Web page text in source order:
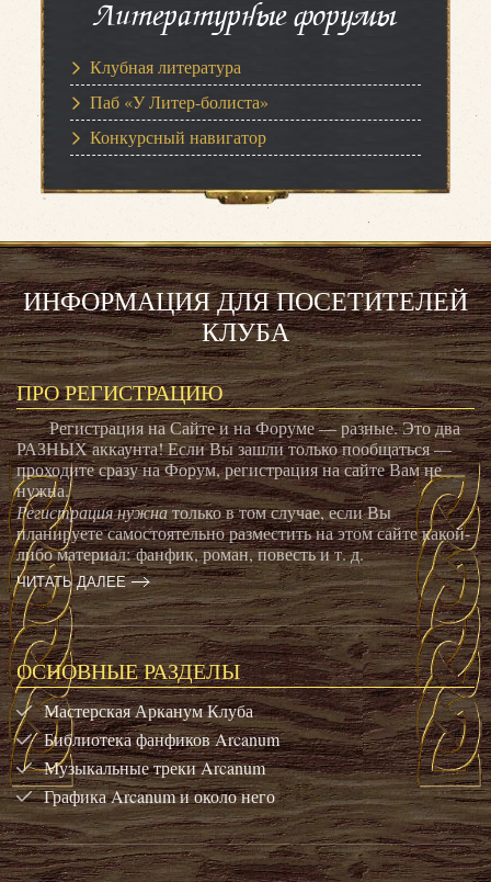
Литературные форумы
Клубная литература
Паб «У Литер-болиста»
Конкурсный навигатор
ИНФОРМАЦИЯ ДЛЯ ПОСЕТИТЕЛЕЙ
КЛУБА
ПРО РЕГИСТРАЦИЮ
Регистрация на Сайте и на Форуме — разные. Это два
РАЗНЫХ аккаунта! Если Вы зашли только пообщаться —
проходите сразу на Форум, регистрация на сайте Вам не
нужна.
Регистрация нужнатолько в том случае, если Вы
планируете самостоятельно разместить на этом сайте какой-
либо материал: фанфик, роман, повесть и т. д.
ЧИТАТЬ ДАЛЕЕ
ОСНОВНЫЕ РАЗДЕЛЫ
Мастерская Арканум Клуба
Библиотека фанфиков Arcanum
Музыкальные треки Arcanum
Графика Arcanum и около него